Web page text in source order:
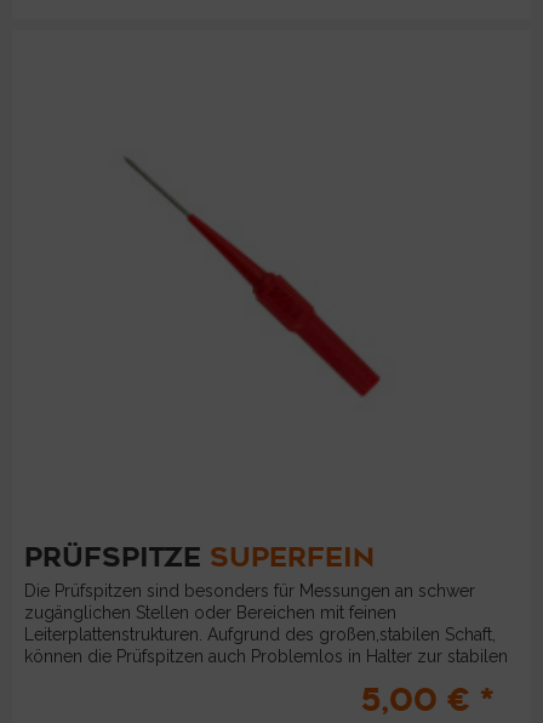
PRÜFSPITZE SUPERFEIN
Die Prüfspitzen sind besonders für Messungen an schwer
zugänglichen Stellen oder Bereichen mit feinen
Leiterplattenstrukturen. Aufgrund des großen,stabilen Schaft,
können die Prüfspitzen auch Problemlos in Halter zur stabilen
5,00 € *